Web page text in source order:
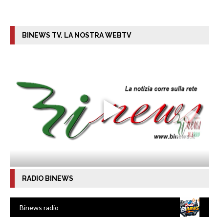
BINEWS TV. LA NOSTRA WEBTV
RADIO BINEWS